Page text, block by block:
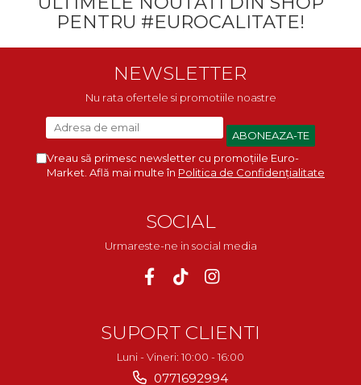
PENTRU #EUROCALITATE!
NEWSLETTER
Nu rata ofertele si promotiile noastre
Vreau să primesc newsletter cu promoțiile Euro-
Market. Află mai multe în Politica de Confidențialitate
SOCIAL
Urmareste-ne in social media
SUPORT CLIENTI
Luni - Vineri: 10:00 - 16:00
0771692994